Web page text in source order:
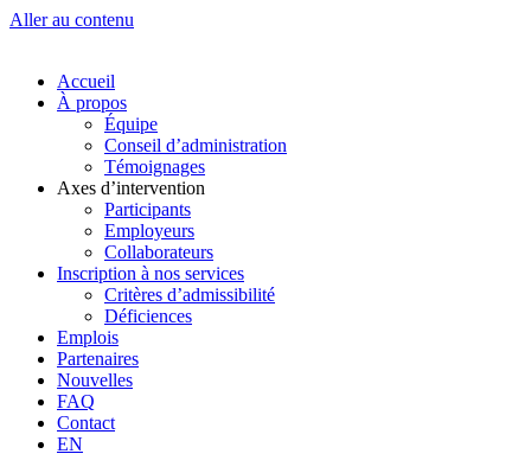
Aller au contenu
Accueil
À propos
Équipe
Conseil d’administration
Témoignages
Axes d’intervention
Participants
Employeurs
Collaborateurs
Inscription à nos services
Critères d’admissibilité
Déficiences
Emplois
Partenaires
Nouvelles
FAQ
Contact
EN